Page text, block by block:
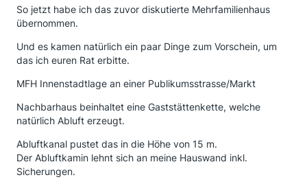
So jetzt habe ich das zuvor diskutierte Mehrfamilienhaus
übernommen.
Und es kamen natürlich ein paar Dinge zum Vorschein, um
das ich euren Rat erbitte.
MFH Innenstadtlage an einer Publikumsstrasse/Markt
Nachbarhaus beinhaltet eine Gaststättenkette, welche
natürlich Abluft erzeugt.
Abluftkanal pustet das in die Höhe von 15 m.
Der Abluftkamin lehnt sich an meine Hauswand inkl.
Sicherungen.